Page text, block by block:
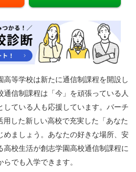
高等学校は新たに通信制課程を開設し
通信制課程は「今」を頑張っている人
している人も応援しています。バーチ
用した新しい高校で充実した「あなた
めましょう。あなたの好きな場所、安
高校生活が創志学園高校通信制課程に
でも入学できます。